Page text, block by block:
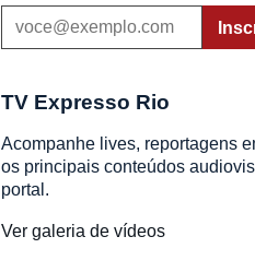
TV Expresso Rio
Acompanhe lives, reportagens
os principais conteúdos
portal.
Ver galeria de vídeos